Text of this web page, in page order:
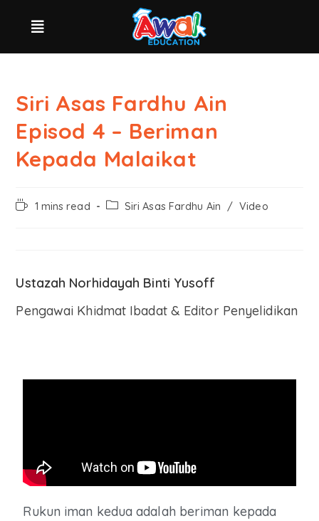
Siri Asas Fardhu Ain
Episod 4 – Beriman
Kepada Malaikat
1 mins read Siri Asas Fardhu Ain / Video
Ustazah Norhidayah Binti Yusoff
Pengawai Khidmat Ibadat & Editor Penyelidikan
Rukun iman kedua adalah beriman kepada